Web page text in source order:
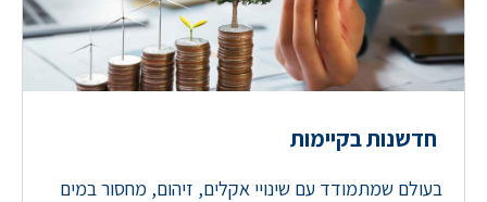
חדשנות בקיימות
בעולם שמתמודד עם שינויי אקלים, זיהום, מחסור במים